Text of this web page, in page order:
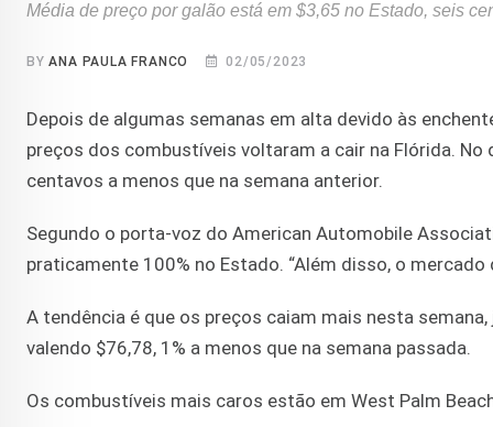
Média de preço por galão está em $3,65 no Estado, seis
BYANA PAULA FRANCO 02/05/2023
Depois de algumas semanas em alta devido às
preços dos combustíveis voltaram a cair na Flórida.
centavos a menos que na semana anterior.
Segundo o porta-voz do American Automobile
praticamente 100% no Estado. “Além disso, o
A tendência é que os preços caiam mais nesta
valendo $76,78, 1% a menos que na semana passada.
Os combustíveis mais caros estão em West Palm